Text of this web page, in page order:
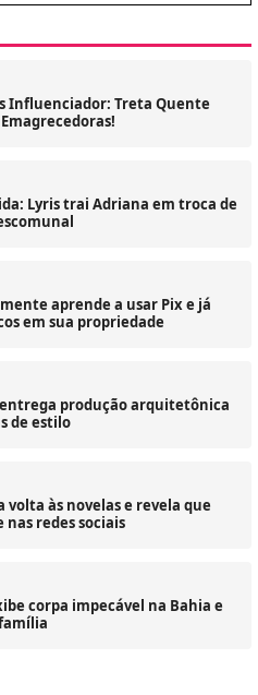
Influenciador: Treta Quente
Lyris trai Adriana em troca de
aprende a usar Pix e já
em sua propriedade
produção arquitetônica
de estilo
volta às novelas e revela que
redes sociais
corpa impecável na Bahia e